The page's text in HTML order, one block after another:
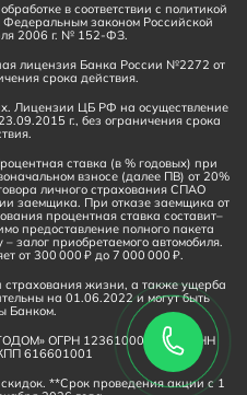
в соответствии с политикой
законом Российской
2006 г. № 152-ФЗ.
лицензия Банка России №2272 от
срока действия.
Лицензии ЦБ РФ на осуществление
г., без ограничения срока
ставка (в % годовых) при
взносе (далее ПВ) от 20%
личного страхования СПАО
заемщика. При отказе заемщика от
процентная ставка составит–
предоставление полного пакета
залог приобретаемого автомобиля.
от 300 000 ₽ до 7 000 000 ₽.
страхования жизни, а также ущерба
на 01.06.2022 и могут быть
Банком.
ОГРН 1236100016910, ИНН
616601001
**Срок проведения акции с 1